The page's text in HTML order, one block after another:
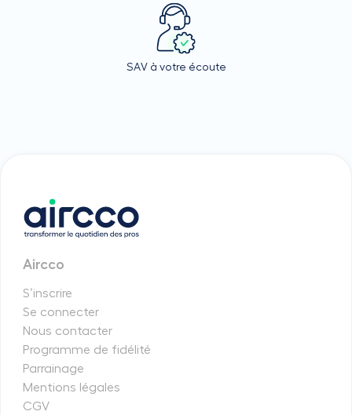
SAV à votre écoute
Aircco
S’inscrire
Se connecter
Nous contacter
Programme de fidélité
Parrainage
Mentions légales
CGV